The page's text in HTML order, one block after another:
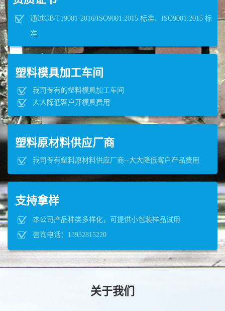
通过GB/T19001-2016/ISO9001:2015 标准、ISO9001:2015 标
准
塑料模具加工车间
我司专有的塑料模具加工车间
大大降低客户开模具费用
塑料原材料供应厂商
我司专有塑料原材料供应厂商--大大降低客户产品费用
支持拿样
本公司产品种类多样化，可提供小包装样品试用
咨询电话：13932815220
关于我们